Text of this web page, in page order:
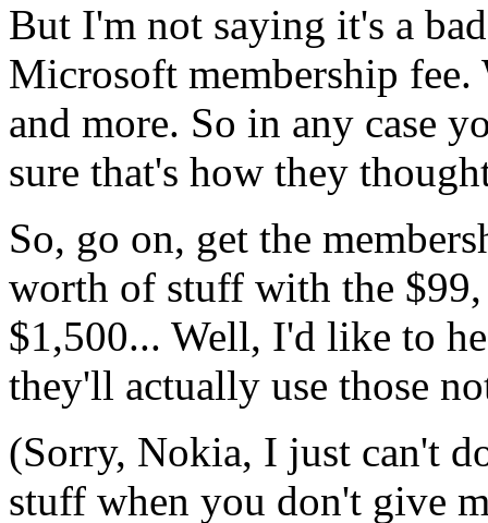
But I'm not saying it's a
Microsoft membership
and more. So in any case
sure that's how they
So, go on, get the
worth of stuff with the
$1,500... Well, I'd like to
they'll actually use those
(Sorry, Nokia, I just can't
stuff when you don't give